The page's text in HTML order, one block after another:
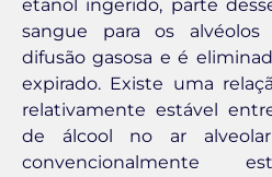
etanol ingerido, parte
sangue para os alvéolos
difusão gasosa e é
expirado. Existe uma
relativamente estável
de álcool no ar
convencionalmente